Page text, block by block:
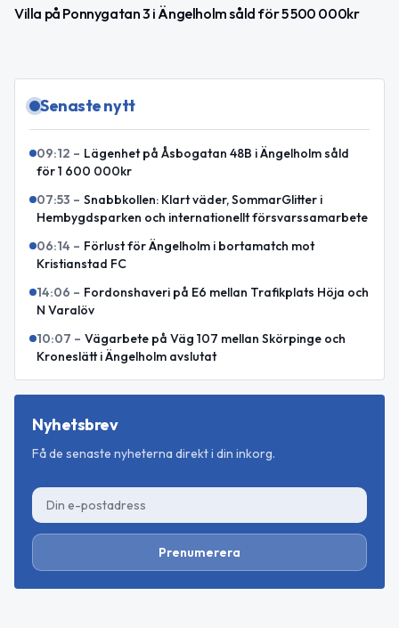
Villa på Ponnygatan 3 i Ängelholm såld för 5 500 000kr
Senaste nytt
09:12 – Lägenhet på Åsbogatan 48B i Ängelholm såld
för 1 600 000kr
07:53 – Snabbkollen: Klart väder, SommarGlitter i
Hembygdsparken och internationellt försvarssamarbete
06:14 – Förlust för Ängelholm i bortamatch mot
Kristianstad FC
14:06 – Fordonshaveri på E6 mellan Trafikplats Höja och
N Varalöv
10:07 – Vägarbete på Väg 107 mellan Skörpinge och
Kroneslätt i Ängelholm avslutat
Nyhetsbrev
Få de senaste nyheterna direkt i din inkorg.
Prenumerera